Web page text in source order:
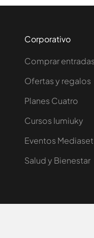
Corporativo
Comprar entradas
Ofertas y regalos
Planes Cuatro
Cursos Iumiuky
Eventos Mediaset
Salud y Bienestar